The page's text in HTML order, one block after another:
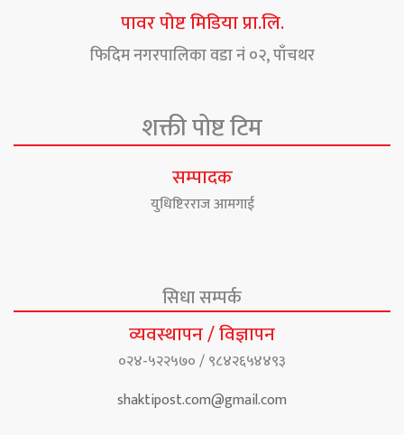
पावर पोष्ट मिडिया प्रा.लि.
फिदिम नगरपालिका वडा नं ०२, पाँचथर
शक्ती पोष्ट टिम
सम्पादक
युधिष्टिरराज आमगाई
सिधा सम्पर्क
व्यवस्थापन / विज्ञापन
०२४-५२२५७० / ९८४२६५४४९३
shaktipost.com@gmail.com